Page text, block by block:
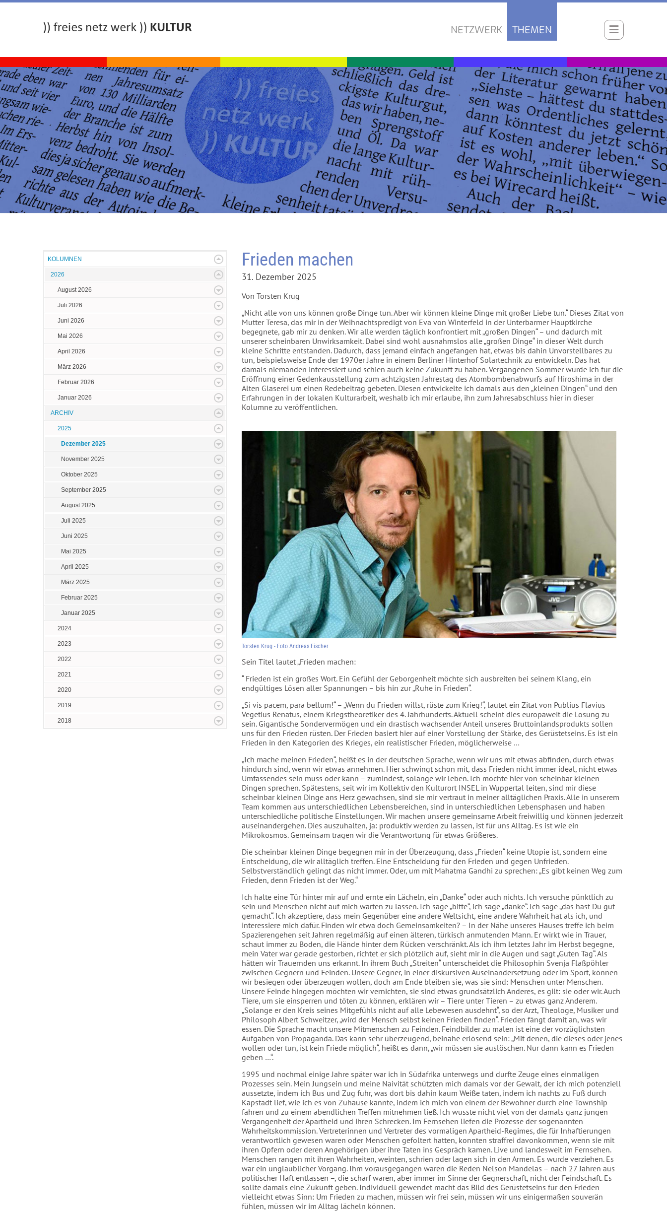
NETZWERK THEMEN
KOLUMNEN
2026
August 2026
Juli 2026
Juni 2026
Mai 2026
April 2026
März 2026
Februar 2026
Januar 2026
ARCHIV
2025
Dezember 2025
November 2025
Oktober 2025
September 2025
August 2025
Juli 2025
Juni 2025
Mai 2025
April 2025
März 2025
Februar 2025
Januar 2025
2024
2023
2022
2021
2020
2019
2018
Frieden machen
31. Dezember 2025
Von Torsten Krug
„Nicht alle von uns können große Dinge tun. Aber wir können kleine Dinge mit großer Liebe tun.“ Dieses Zitat von
Mutter Teresa, das mir in der Weihnachtspredigt von Eva von Winterfeld in der Unterbarmer Hauptkirche
begegnete, gab mir zu denken. Wir alle werden täglich konfrontiert mit „großen Dingen“ – und dadurch mit
unserer scheinbaren Unwirksamkeit. Dabei sind wohl ausnahmslos alle „großen Dinge“ in dieser Welt durch
kleine Schritte entstanden. Dadurch, dass jemand einfach angefangen hat, etwas bis dahin Unvorstellbares zu
tun, beispielsweise Ende der 1970er Jahre in einem Berliner Hinterhof Solartechnik zu entwickeln. Das hat
damals niemanden interessiert und schien auch keine Zukunft zu haben. Vergangenen Sommer wurde ich für die
Eröffnung einer Gedenkausstellung zum achtzigsten Jahrestag des Atombombenabwurfs auf Hiroshima in der
Alten Glaserei um einen Redebeitrag gebeten. Diesen entwickelte ich damals aus den „kleinen Dingen“ und den
Erfahrungen in der lokalen Kulturarbeit, weshalb ich mir erlaube, ihn zum Jahresabschluss hier in dieser
Kolumne zu veröffentlichen.
Torsten Krug - Foto Andreas Fischer
Sein Titel lautet „Frieden machen:
“ Frieden ist ein großes Wort. Ein Gefühl der Geborgenheit möchte sich ausbreiten bei seinem Klang, ein
endgültiges Lösen aller Spannungen – bis hin zur „Ruhe in Frieden“.
„Si vis pacem, para bellum!“ – „Wenn du Frieden willst, rüste zum Krieg!“, lautet ein Zitat von Publius Flavius
Vegetius Renatus, einem Kriegstheoretiker des 4. Jahrhunderts. Aktuell scheint dies europaweit die Losung zu
sein. Gigantische Sondervermögen und ein drastisch wachsender Anteil unseres Bruttoinlandsprodukts sollen
uns für den Frieden rüsten. Der Frieden basiert hier auf einer Vorstellung der Stärke, des Gerüstetseins. Es ist ein
Frieden in den Kategorien des Krieges, ein realistischer Frieden, möglicherweise …
„Ich mache meinen Frieden“, heißt es in der deutschen Sprache, wenn wir uns mit etwas abfinden, durch etwas
hindurch sind, wenn wir etwas annehmen. Hier schwingt schon mit, dass Frieden nicht immer ideal, nicht etwas
Umfassendes sein muss oder kann – zumindest, solange wir leben. Ich möchte hier von scheinbar kleinen
Dingen sprechen. Spätestens, seit wir im Kollektiv den Kulturort INSEL in Wuppertal leiten, sind mir diese
scheinbar kleinen Dinge ans Herz gewachsen, sind sie mir vertraut in meiner alltäglichen Praxis. Alle in unserem
Team kommen aus unterschiedlichen Lebensbereichen, sind in unterschiedlichen Lebensphasen und haben
unterschiedliche politische Einstellungen. Wir machen unsere gemeinsame Arbeit freiwillig und können jederzeit
auseinandergehen. Dies auszuhalten, ja: produktiv werden zu lassen, ist für uns Alltag. Es ist wie ein
Mikrokosmos. Gemeinsam tragen wir die Verantwortung für etwas Größeres.
Die scheinbar kleinen Dinge begegnen mir in der Überzeugung, dass „Frieden“ keine Utopie ist, sondern eine
Entscheidung, die wir alltäglich treffen. Eine Entscheidung für den Frieden und gegen Unfrieden.
Selbstverständlich gelingt das nicht immer. Oder, um mit Mahatma Gandhi zu sprechen: „Es gibt keinen Weg zum
Frieden, denn Frieden ist der Weg.“
Ich halte eine Tür hinter mir auf und ernte ein Lächeln, ein „Danke“ oder auch nichts. Ich versuche pünktlich zu
sein und Menschen nicht auf mich warten zu lassen. Ich sage „bitte“, ich sage „danke“. Ich sage „das hast Du gut
gemacht“. Ich akzeptiere, dass mein Gegenüber eine andere Weltsicht, eine andere Wahrheit hat als ich, und
interessiere mich dafür. Finden wir etwa doch Gemeinsamkeiten? – In der Nähe unseres Hauses treffe ich beim
Spazierengehen seit Jahren regelmäßig auf einen älteren, türkisch anmutenden Mann. Er wirkt wie in Trauer,
schaut immer zu Boden, die Hände hinter dem Rücken verschränkt. Als ich ihm letztes Jahr im Herbst begegne,
mein Vater war gerade gestorben, richtet er sich plötzlich auf, sieht mir in die Augen und sagt „Guten Tag“. Als
hätten wir Trauernden uns erkannt. In ihrem Buch „Streiten“ unterscheidet die Philosophin Svenja Flaßpöhler
zwischen Gegnern und Feinden. Unsere Gegner, in einer diskursiven Auseinandersetzung oder im Sport, können
wir besiegen oder überzeugen wollen, doch am Ende bleiben sie, was sie sind: Menschen unter Menschen.
Unsere Feinde hingegen möchten wir vernichten, sie sind etwas grundsätzlich Anderes, es gilt: sie oder wir. Auch
Tiere, um sie einsperren und töten zu können, erklären wir – Tiere unter Tieren – zu etwas ganz Anderem.
„Solange er den Kreis seines Mitgefühls nicht auf alle Lebewesen ausdehnt“, so der Arzt, Theologe, Musiker und
Philosoph Albert Schweitzer, „wird der Mensch selbst keinen Frieden finden“. Frieden fängt damit an, was wir
essen. Die Sprache macht unsere Mitmenschen zu Feinden. Feindbilder zu malen ist eine der vorzüglichsten
Aufgaben von Propaganda. Das kann sehr überzeugend, beinahe erlösend sein: „Mit denen, die dieses oder jenes
wollen oder tun, ist kein Friede möglich“, heißt es dann, „wir müssen sie auslöschen. Nur dann kann es Frieden
geben …“.
1995 und nochmal einige Jahre später war ich in Südafrika unterwegs und durfte Zeuge eines einmaligen
Prozesses sein. Mein Jungsein und meine Naivität schützten mich damals vor der Gewalt, der ich mich potenziell
aussetzte, indem ich Bus und Zug fuhr, was dort bis dahin kaum Weiße taten, indem ich nachts zu Fuß durch
Kapstadt lief, wie ich es von Zuhause kannte, indem ich mich von einem der Bewohner durch eine Township
fahren und zu einem abendlichen Treffen mitnehmen ließ. Ich wusste nicht viel von der damals ganz jungen
Vergangenheit der Apartheid und ihren Schrecken. Im Fernsehen liefen die Prozesse der sogenannten
Wahrheitskommission. Vertreterinnen und Vertreter des vormaligen Apartheid-Regimes, die für Inhaftierungen
verantwortlich gewesen waren oder Menschen gefoltert hatten, konnten straffrei davonkommen, wenn sie mit
ihren Opfern oder deren Angehörigen über ihre Taten ins Gespräch kamen. Live und landesweit im Fernsehen.
Menschen rangen mit ihren Wahrheiten, weinten, schrien oder lagen sich in den Armen. Es wurde verziehen. Es
war ein unglaublicher Vorgang. Ihm vorausgegangen waren die Reden Nelson Mandelas – nach 27 Jahren aus
politischer Haft entlassen –, die scharf waren, aber immer im Sinne der Gegnerschaft, nicht der Feindschaft. Es
sollte damals eine Zukunft geben. Individuell gewendet macht das Bild des Gerüstetseins für den Frieden
vielleicht etwas Sinn: Um Frieden zu machen, müssen wir frei sein, müssen wir uns einigermaßen souverän
fühlen, müssen wir im Alltag lächeln können.